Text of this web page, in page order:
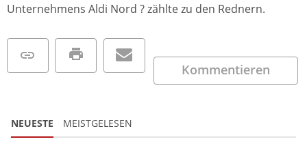
Unternehmens Aldi Nord ? zählte zu den Rednern.
Kommentieren
NEUESTE MEISTGELESEN